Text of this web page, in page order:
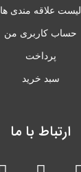
لیست علاقه مندی ها
حساب کاربری من
پرداخت
سبد خرید
ارتباط با ما